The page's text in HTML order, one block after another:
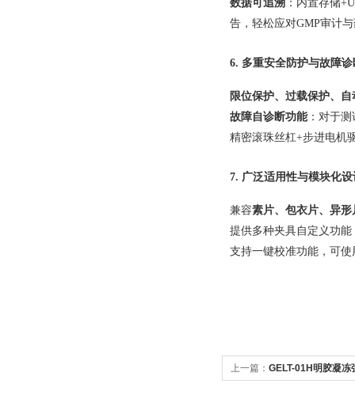
数据可追溯 ：内置存储
告，轻松应对GMP审计
6. 多重安全防护与故障诊
限位保护、过载保护、
故障自诊断功能：对于测
精密滚珠丝杠+步进电机
7. 广泛适用性与模块化设
兼容素片、包衣片、异
提供多种夹具自定义功
支持一键校准功能，可
上一篇： GELT-01H明胶凝冻